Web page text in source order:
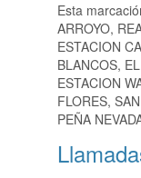
Esta
ARROYO,
ESTACION
BLANCOS,
ESTACION
FLORES,
PEÑA